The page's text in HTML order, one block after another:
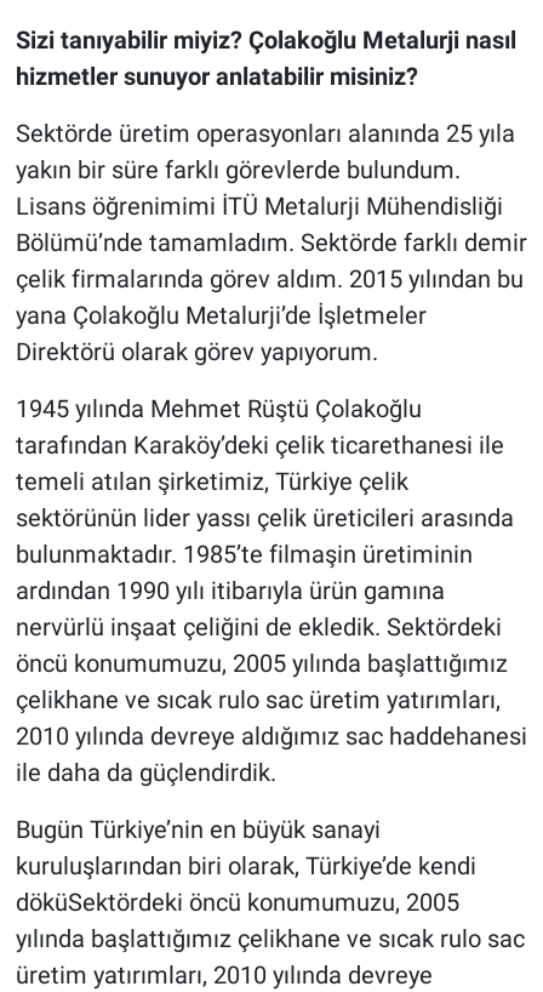
Sizi tanıyabilir miyiz? Çolakoğlu Metalurji nasıl
hizmetler sunuyor anlatabilir misiniz?
Sektörde üretim operasyonları alanında 25 yıla
yakın bir süre farklı görevlerde bulundum.
Lisans öğrenimimi İTÜ Metalurji Mühendisliği
Bölümü’nde tamamladım. Sektörde farklı demir
çelik firmalarında görev aldım. 2015 yılından bu
yana Çolakoğlu Metalurji’de İşletmeler
Direktörü olarak görev yapıyorum.
1945 yılında Mehmet Rüştü Çolakoğlu
tarafından Karaköy’deki çelik ticarethanesi ile
temeli atılan şirketimiz, Türkiye çelik
sektörünün lider yassı çelik üreticileri arasında
bulunmaktadır. 1985’te filmaşin üretiminin
ardından 1990 yılı itibarıyla ürün gamına
nervürlü inşaat çeliğini de ekledik. Sektördeki
öncü konumumuzu, 2005 yılında başlattığımız
çelikhane ve sıcak rulo sac üretim yatırımları,
2010 yılında devreye aldığımız sac haddehanesi
ile daha da güçlendirdik.
Bugün Türkiye’nin en büyük sanayi
kuruluşlarından biri olarak, Türkiye’de kendi
döküSektördeki öncü konumumuzu, 2005
yılında başlattığımız çelikhane ve sıcak rulo sac
üretim yatırımları, 2010 yılında devreye